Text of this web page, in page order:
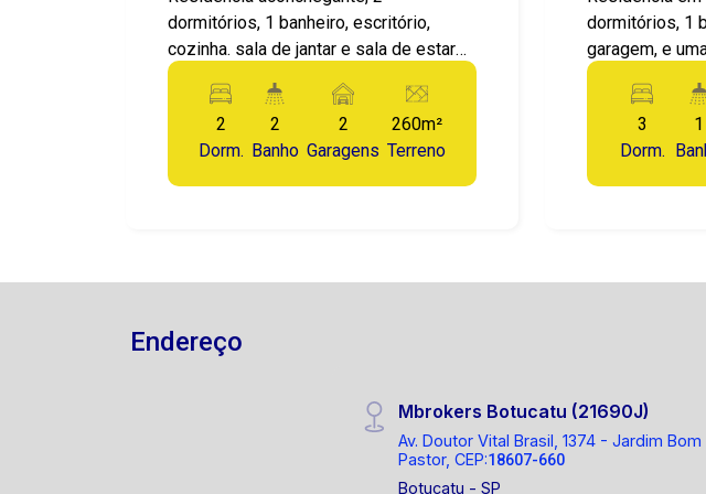
dormitórios, 1 banheiro, escritório,
cozinha. sala de jantar e sala de estar
integrada, área de serviços, 2 vagas de
garagem, quintal, espaço gourmet com
churrasqueira, banheiro, bem localizada!
2
Dorm.
2
Banho
2
Garagens
260m²
Terreno
dormitórios, 1
garagem, e
3
Dorm.
1
Endereço
Mbrokers Botucatu (21690J)
Av. Doutor Vital Brasil, 1374 - Jardim Bom
Pastor, CEP:18607-660
Botucatu - SP